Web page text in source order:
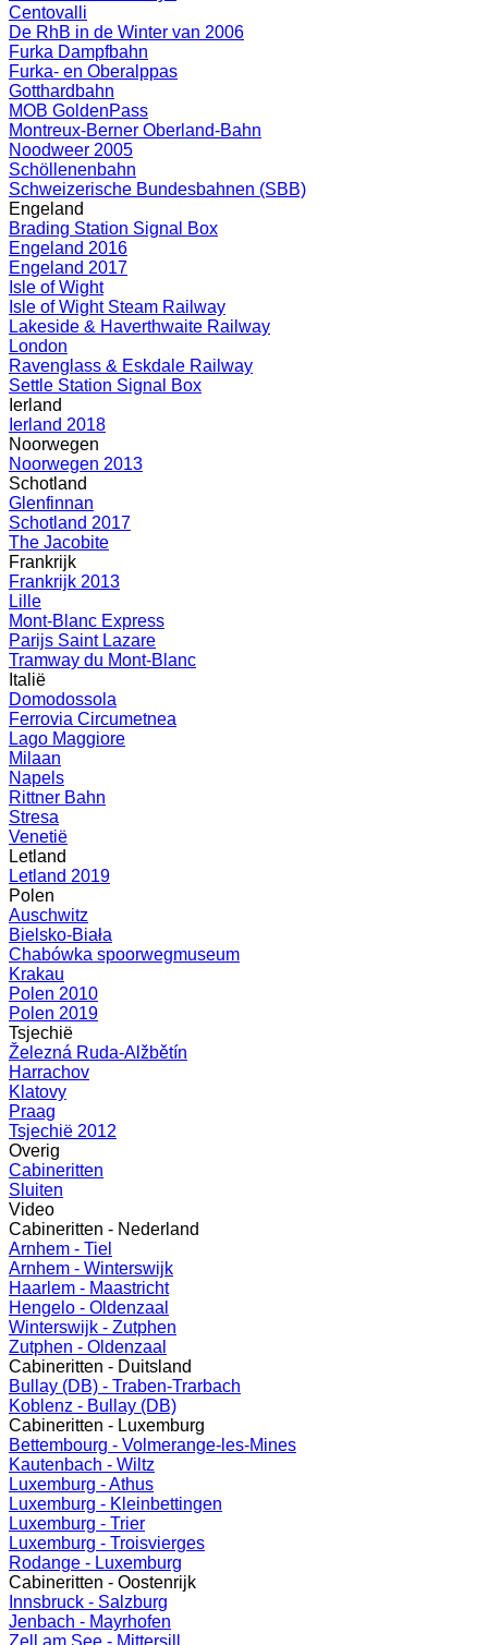
Centovalli
De RhB in de Winter van 2006
Furka Dampfbahn
Furka- en Oberalppas
Gotthardbahn
MOB GoldenPass
Montreux-Berner Oberland-Bahn
Noodweer 2005
Schöllenenbahn
Schweizerische Bundesbahnen (SBB)
Engeland
Brading Station Signal Box
Engeland 2016
Engeland 2017
Isle of Wight
Isle of Wight Steam Railway
Lakeside & Haverthwaite Railway
London
Ravenglass & Eskdale Railway
Settle Station Signal Box
Ierland
Ierland 2018
Noorwegen
Noorwegen 2013
Schotland
Glenfinnan
Schotland 2017
The Jacobite
Frankrijk
Frankrijk 2013
Lille
Mont-Blanc Express
Parijs Saint Lazare
Tramway du Mont-Blanc
Italië
Domodossola
Ferrovia Circumetnea
Lago Maggiore
Milaan
Napels
Rittner Bahn
Stresa
Venetië
Letland
Letland 2019
Polen
Auschwitz
Bielsko-Biała
Chabówka spoorwegmuseum
Krakau
Polen 2010
Polen 2019
Tsjechië
Železná Ruda-Alžbětín
Harrachov
Klatovy
Praag
Tsjechië 2012
Overig
Cabineritten
Sluiten
Video
Cabineritten - Nederland
Arnhem - Tiel
Arnhem - Winterswijk
Haarlem - Maastricht
Hengelo - Oldenzaal
Winterswijk - Zutphen
Zutphen - Oldenzaal
Cabineritten - Duitsland
Bullay (DB) - Traben-Trarbach
Koblenz - Bullay (DB)
Cabineritten - Luxemburg
Bettembourg - Volmerange-les-Mines
Kautenbach - Wiltz
Luxemburg - Athus
Luxemburg - Kleinbettingen
Luxemburg - Trier
Luxemburg - Troisvierges
Rodange - Luxemburg
Cabineritten - Oostenrijk
Innsbruck - Salzburg
Jenbach - Mayrhofen
Zell am See - Mittersill